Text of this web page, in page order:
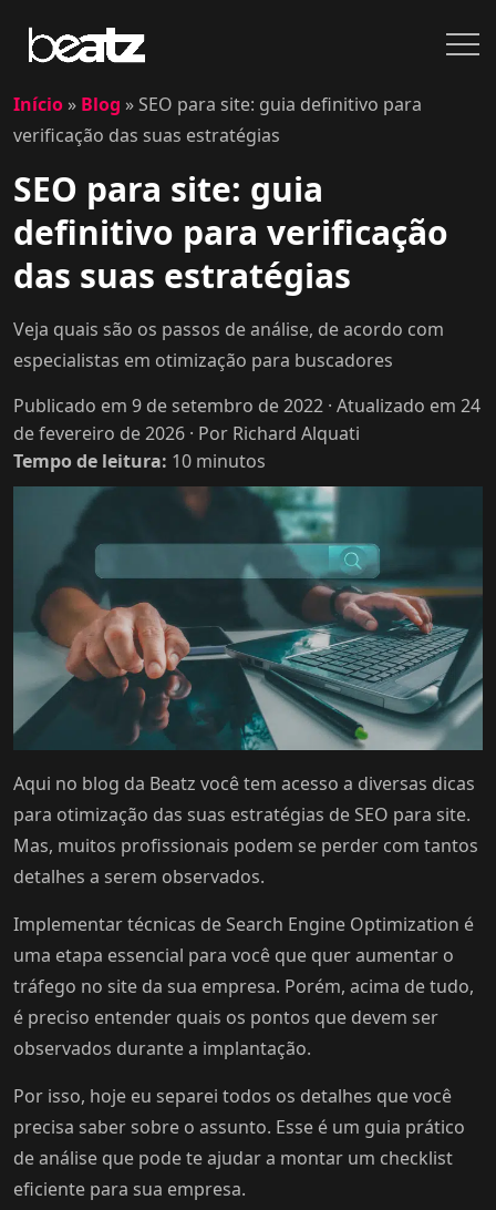
Início » Blog »SEO para site: guia definitivo para
verificação das suas estratégias
SEO para site: guia
definitivo para verificação
das suas estratégias
Veja quais são os passos de análise, de acordo com
especialistas em otimização para buscadores
Publicado em 9 de setembro de 2022 · Atualizado em 24
de fevereiro de 2026 · Por Richard Alquati
Tempo de leitura: 10 minutos
Aqui no blog da Beatz você tem acesso a diversas dicas
para otimização das suas estratégias de SEO para site.
Mas, muitos profissionais podem se perder com tantos
detalhes a serem observados.
Implementar técnicas de Search Engine Optimization é
uma etapa essencial para você que quer aumentar o
tráfego no site da sua empresa. Porém, acima de tudo,
é preciso entender quais os pontos que devem ser
observados durante a implantação.
Por isso, hoje eu separei todos os detalhes que você
precisa saber sobre o assunto. Esse é um guia prático
de análise que pode te ajudar a montar um checklist
eficiente para sua empresa.